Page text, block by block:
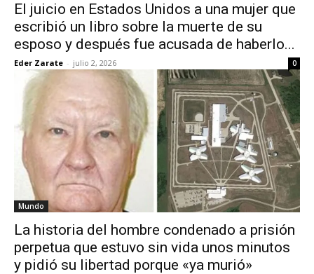
El juicio en Estados Unidos a una mujer que
escribió un libro sobre la muerte de su
esposo y después fue acusada de haberlo...
Eder Zarate - julio 2, 2026 0
Mundo
La historia del hombre condenado a prisión
perpetua que estuvo sin vida unos minutos
y pidió su libertad porque «ya murió»